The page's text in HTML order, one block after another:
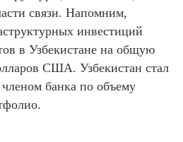
связи. Напомним,
инвестиций
в Узбекистане на общую
США. Узбекистан стал
банка по объему